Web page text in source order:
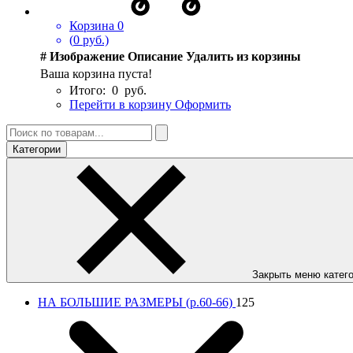
Корзина 0
(0 руб.)
# Изображение Описание Удалить из корзины
Ваша корзина пуста!
Итого: 0 руб.
Перейти в корзину Оформить
Категории
Закрыть меню
НА БОЛЬШИЕ РАЗМЕРЫ (р.60-66) 125